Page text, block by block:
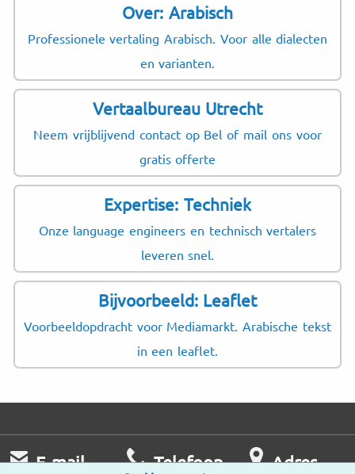
Over: Arabisch
Professionele vertaling Arabisch. Voor alle dialecten
en varianten.
Vertaalbureau Utrecht
Neem vrijblijvend contact op Bel of mail ons voor
gratis offerte
Expertise: Techniek
Onze language engineers en technisch vertalers
leveren snel.
Bijvoorbeeld: Leaflet
Voorbeeldopdracht voor Mediamarkt. Arabische tekst
in een leaflet.
E-mail Telefoon Adres